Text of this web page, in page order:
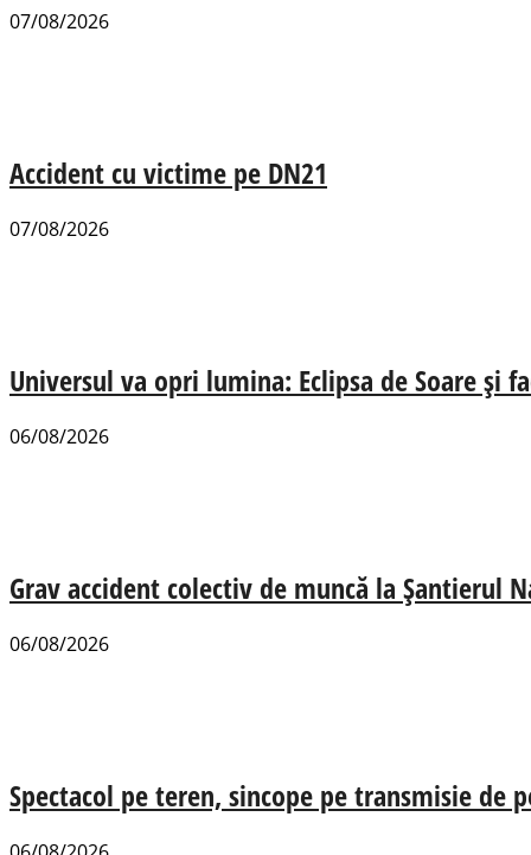
07/08/2026
Accident cu victime pe DN21
07/08/2026
Universul va opri lumina: Eclipsa de Soare și
06/08/2026
Grav accident colectiv de muncă la Șantierul
06/08/2026
Spectacol pe teren, sincope pe transmisie